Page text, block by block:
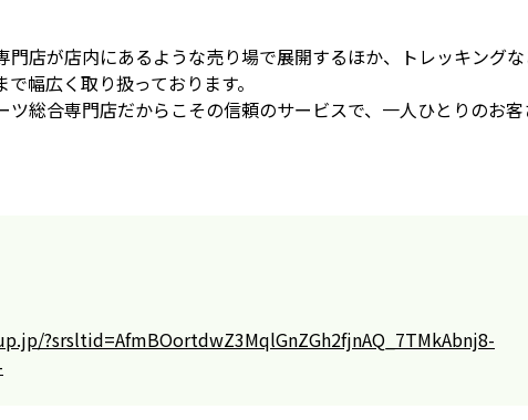
店が店内にあるような売り場で展開するほか、トレッキング
幅広く取り扱っております。
総合専門店だからこその信頼のサービスで、一人ひとりのお
?srsltid=AfmBOortdwZ3MqlGnZGh2fjnAQ_7TMkAbnj8-